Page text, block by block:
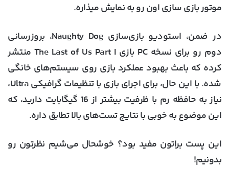
موتور بازی سازی اون رو به نمایش میذاره.
در ضمن، استودیو بازی‌سازی Naughty Dog، بروزرسانی
دوم رو برای نسخه PC بازی The Last of Us Part I منتشر
کرده که باعث بهبود عملکرد بازی روی سیستم‌های خانگی
شده. با این حال، برای اجرای بازی با تنظیمات گرافیکی Ultra،
نیاز به حافظه رم با ظرفیت بیشتر از 16 گیگابایت دارید، که
این موضوع به خوبی با نتایج تست‌های بالا تطابق داره.
این پست براتون مفید بود؟ خوشحال می‌شیم نظرتون رو
بدونیم!